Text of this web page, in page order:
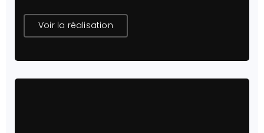
Voir la réalisation